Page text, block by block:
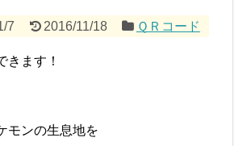
7 2016/11/18 ＱＲコード
きます！
モンの生息地を